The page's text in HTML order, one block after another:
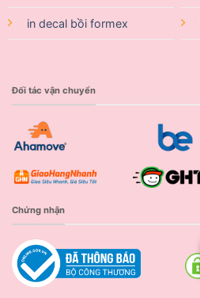
in decal bồi formex
Đối tác vận chuyển
Chứng nhận